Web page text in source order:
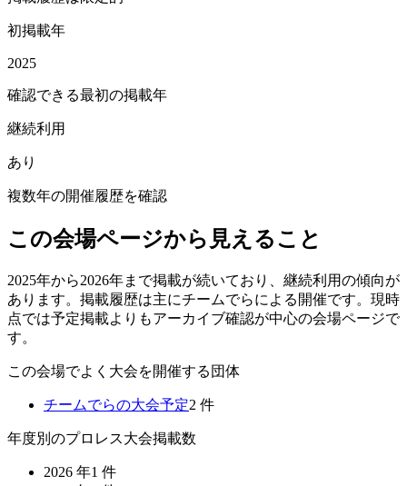
初掲載年
2025
確認できる最初の掲載年
継続利用
あり
複数年の開催履歴を確認
この会場ページから見えること
2025年から2026年まで掲載が続いており、継続利用の傾向が
あります。掲載履歴は主にチームでらによる開催です。現時
点では予定掲載よりもアーカイブ確認が中心の会場ページで
す。
この会場でよく大会を開催する団体
チームでらの大会予定2 件
年度別のプロレス大会掲載数
2026 年1 件